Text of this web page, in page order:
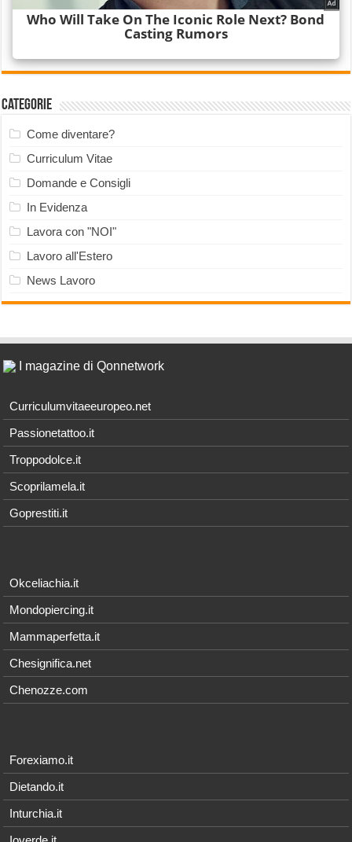
Categorie
Come diventare?
Curriculum Vitae
Domande e Consigli
In Evidenza
Lavora con "NOI"
Lavoro all'Estero
News Lavoro
I magazine di Qonnetwork
Curriculumvitaeeuropeo.net
Passionetattoo.it
Troppodolce.it
Scoprilamela.it
Goprestiti.it
Okceliachia.it
Mondopiercing.it
Mammaperfetta.it
Chesignifica.net
Chenozze.com
Forexiamo.it
Dietando.it
Inturchia.it